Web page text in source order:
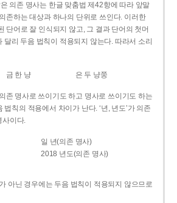
은 의존 명사는 한글 맞춤법 제42항에 따라 앞말
존하는 대상과 하나의 단위로 쓰인다. 이러한
단어로 잘 인식되지 않고, 그 결과 단어의 첫머
달리 두음 법칙이 적용되지 않는다. 따라서 소리
금 한 냥 은 두 냥쭝
의존 명사로 쓰이기도 하고 명사로 쓰이기도 하는
법칙의 적용에서 차이가 난다. ‘년, 년도’가 의존
사이다.
일 년(의존 명사)
2018 년도(의존 명사)
아닌 경우에는 두음 법칙이 적용되지 않으므로